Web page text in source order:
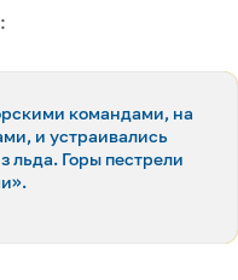
командами, на
и устраивались
Горы пестрели